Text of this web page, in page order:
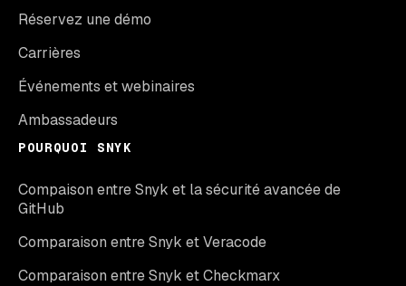
Réservez une démo
Carrières
Événements et webinaires
Ambassadeurs
POURQUOI SNYK
Compaison entre Snyk et la sécurité avancée de
GitHub
Comparaison entre Snyk et Veracode
Comparaison entre Snyk et Checkmarx